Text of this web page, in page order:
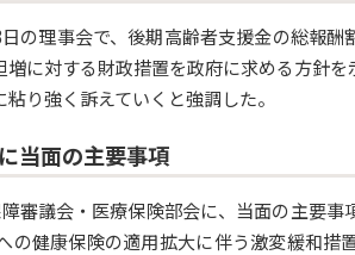
の理事会で、後期高齢者支援金の総報
に対する財政措置を政府に求める方針
り強く訴えていくと強調した。
当面の主要事項
審議会・医療保険部会に、当面の主要
の健康保険の適用拡大に伴う激変緩和措